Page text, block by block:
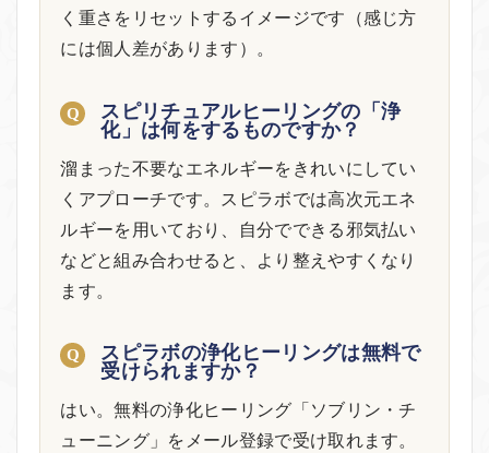
く重さをリセットするイメージです（感じ方
には個人差があります）。
スピリチュアルヒーリングの「浄
化」は何をするものですか？
溜まった不要なエネルギーをきれいにしてい
くアプローチです。スピラボでは高次元エネ
ルギーを用いており、自分でできる邪気払い
などと組み合わせると、より整えやすくなり
ます。
スピラボの浄化ヒーリングは無料で
受けられますか？
はい。無料の浄化ヒーリング「ソブリン・チ
ューニング」をメール登録で受け取れます。